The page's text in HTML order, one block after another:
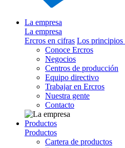
La empresa
La empresa
Ercros en cifras Los principios
Conoce Ercros
Negocios
Centros de producción
Equipo directivo
Trabajar en Ercros
Nuestra gente
Contacto
Productos
Productos
Cartera de productos